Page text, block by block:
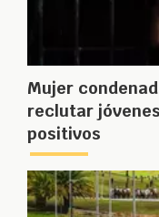
Mujer
reclutar
positivos